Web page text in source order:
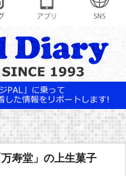
寿堂」の上生菓子